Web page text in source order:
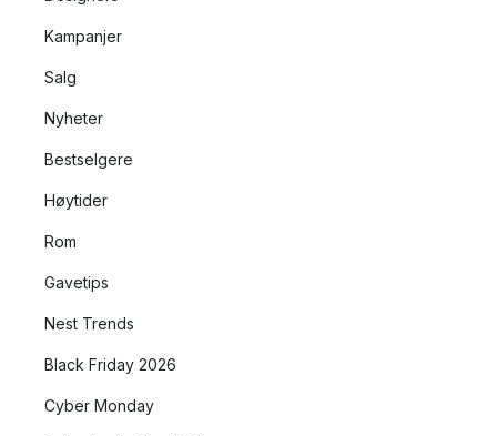
Kampanjer
Salg
Nyheter
Bestselgere
Høytider
Rom
Gavetips
Nest Trends
Black Friday 2026
Cyber Monday